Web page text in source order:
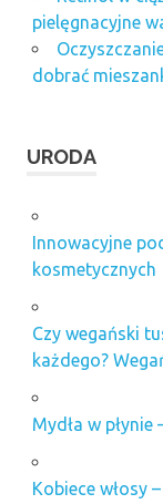
pielęgnacyjne
dobrać
URODA
Innowacyjne
kosmetycznych
Czy wegański
każdego?
Mydła w płynie
Kobiece włosy